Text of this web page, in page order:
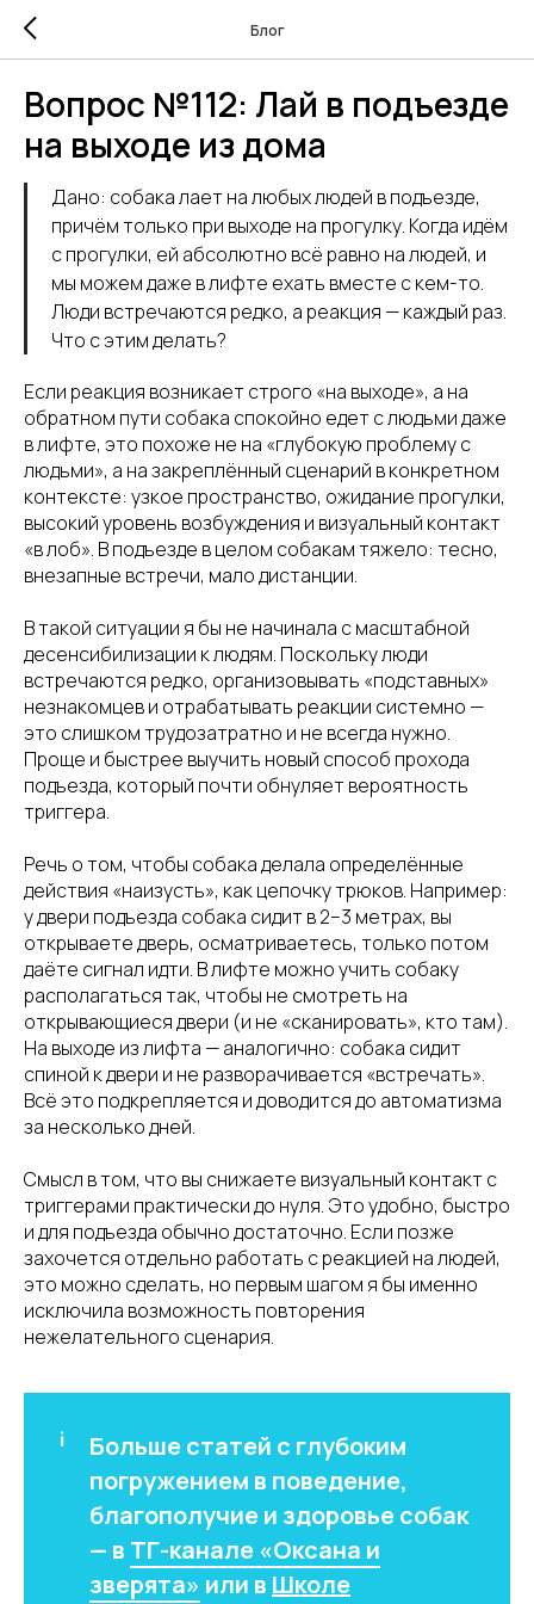
Блог
Вопрос №112: Лай в подъезде
на выходе из дома
Дано: собака лает на любых людей в подъезде,
причём только при выходе на прогулку. Когда идём
с прогулки, ей абсолютно всё равно на людей, и
мы можем даже в лифте ехать вместе с кем-то.
Люди встречаются редко, а реакция — каждый раз.
Что с этим делать?
Если реакция возникает строго «на выходе», а на
обратном пути собака спокойно едет с людьми даже
в лифте, это похоже не на «глубокую проблему с
людьми», а на закреплённый сценарий в конкретном
контексте: узкое пространство, ожидание прогулки,
высокий уровень возбуждения и визуальный контакт
«в лоб». В подъезде в целом собакам тяжело: тесно,
внезапные встречи, мало дистанции.
В такой ситуации я бы не начинала с масштабной
десенсибилизации к людям. Поскольку люди
встречаются редко, организовывать «подставных»
незнакомцев и отрабатывать реакции системно —
это слишком трудозатратно и не всегда нужно.
Проще и быстрее выучить новый способ прохода
подъезда, который почти обнуляет вероятность
триггера.
Речь о том, чтобы собака делала определённые
действия «наизусть», как цепочку трюков. Например:
у двери подъезда собака сидит в 2–3 метрах, вы
открываете дверь, осматриваетесь, только потом
даёте сигнал идти. В лифте можно учить собаку
располагаться так, чтобы не смотреть на
открывающиеся двери (и не «сканировать», кто там).
На выходе из лифта — аналогично: собака сидит
спиной к двери и не разворачивается «встречать».
Всё это подкрепляется и доводится до автоматизма
за несколько дней.
Смысл в том, что вы снижаете визуальный контакт с
триггерами практически до нуля. Это удобно, быстро
и для подъезда обычно достаточно. Если позже
захочется отдельно работать с реакцией на людей,
это можно сделать, но первым шагом я бы именно
исключила возможность повторения
нежелательного сценария.
Больше статей с глубоким
погружением в поведение,
благополучие и здоровье собак
— в ТГ-канале «Оксана и
зверята» или в Школе